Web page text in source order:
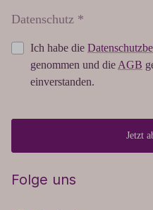
Datenschutz *
Ich habe die
genommen und die AGB
einverstanden.
Jetzt
Folge uns